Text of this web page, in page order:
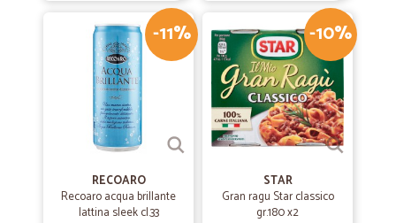
-11%
RECOARO
Recoaro acqua brillante
lattina sleek cl.33
-10%
STAR
Gran ragu Star classico
gr.180 x2